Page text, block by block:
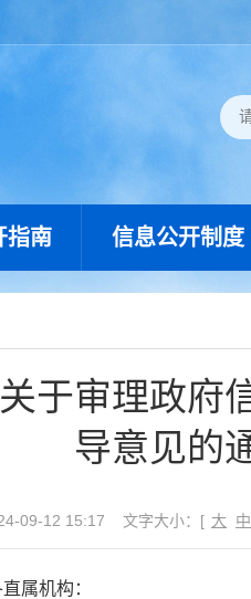
指南 信息公开制度
于审理政府
导意见的
09-12 15:17 文字大小：[ 大 中
属机构：